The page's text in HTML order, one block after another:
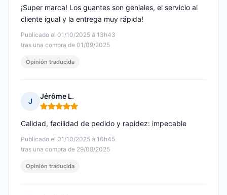
Publicado el 01/10/2025 à 13h43
tras una compra de 01/09/2025
¡Super marca! Los guantes son geniales, el servicio al
cliente igual y la entrega muy rápida!
Opinión traducida
J
Jérôme L.
Nota: 5 de 5
Publicado el 01/10/2025 à 10h45
tras una compra de 29/08/2025
Calidad, facilidad de pedido y rapidez: impecable
Opinión traducida